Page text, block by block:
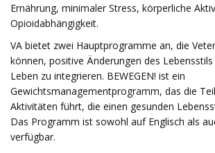
Ernährung, minimaler Stress, körperliche
Opioidabhängigkeit.
VA bietet zwei Hauptprogramme an, die
können, positive Änderungen des
Leben zu integrieren. BEWEGEN! ist ein
Gewichtsmanagementprogramm, das die
Aktivitäten führt, die einen gesunden
Das Programm ist sowohl auf Englisch als
verfügbar.